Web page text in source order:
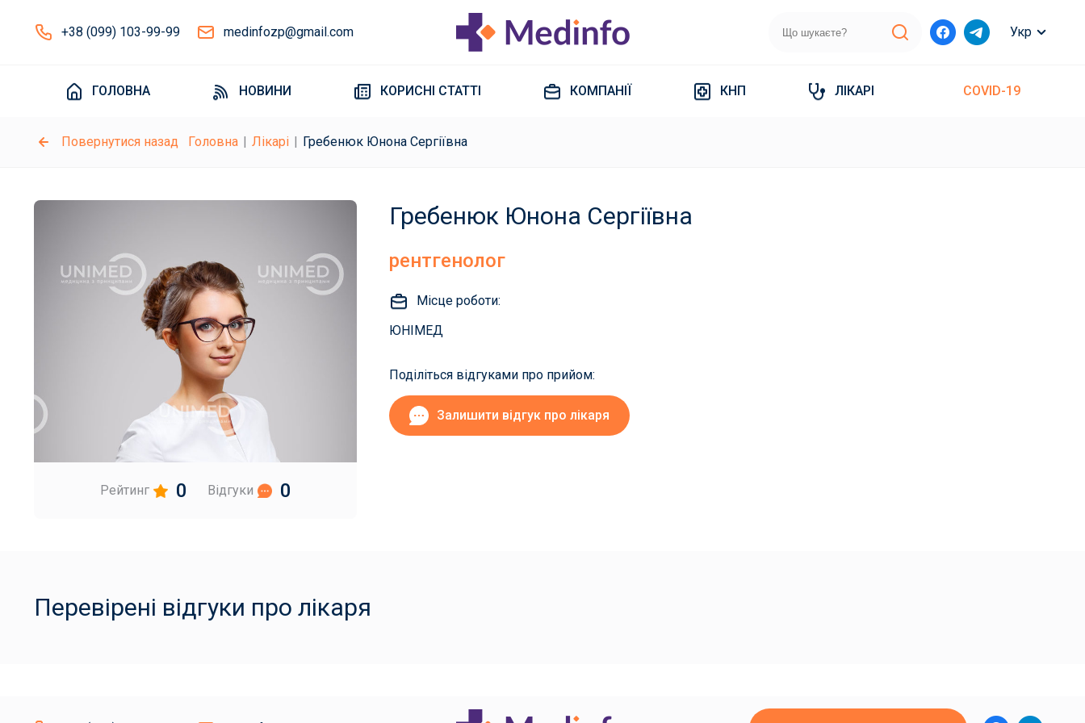
+38 (099) 103-99-99 medinfozp@gmail.com Укр
ГОЛОВНА НОВИНИ КОРИСНІ СТАТТІ КОМПАНІЇ КНП ЛІКАРІ COVID-19
Повернутися назад Головна Лікарі Гребенюк Юнона Сергіївна
Рейтинг 0 Відгуки 0
Гребенюк Юнона Сергіївна
рентгенолог
Місце роботи:
ЮНІМЕД
Поділіться відгуками про прийом:
Залишити відгук про лікаря
Перевірені відгуки про лікаря